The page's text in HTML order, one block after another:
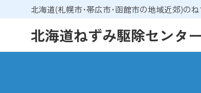
北海道(札幌市･帯広市･函館市の地域近郊)の
北海道ねずみ駆除センター